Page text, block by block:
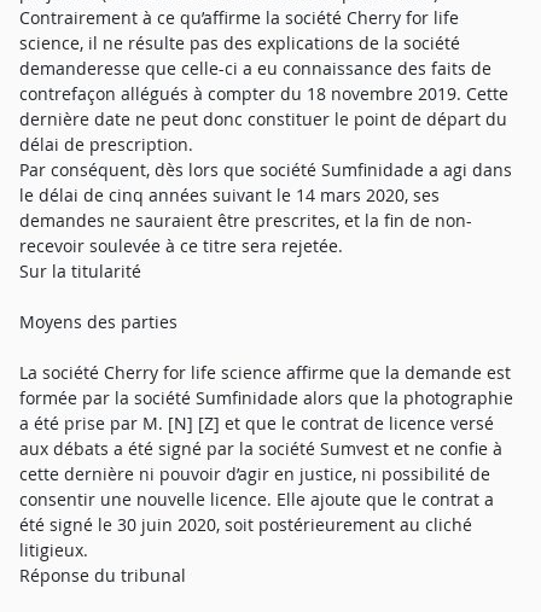
Contrairement à ce qu’affirme la société Cherry for life
science, il ne résulte pas des explications de la société
demanderesse que celle-ci a eu connaissance des faits de
contrefaçon allégués à compter du 18 novembre 2019. Cette
dernière date ne peut donc constituer le point de départ du
délai de prescription.
Par conséquent, dès lors que société Sumfinidade a agi dans
le délai de cinq années suivant le 14 mars 2020, ses
demandes ne sauraient être prescrites, et la fin de non-
recevoir soulevée à ce titre sera rejetée.
Sur la titularité
Moyens des parties
La société Cherry for life science affirme que la demande est
formée par la société Sumfinidade alors que la photographie
a été prise par M. [N] [Z] et que le contrat de licence versé
aux débats a été signé par la société Sumvest et ne confie à
cette dernière ni pouvoir d’agir en justice, ni possibilité de
consentir une nouvelle licence. Elle ajoute que le contrat a
été signé le 30 juin 2020, soit postérieurement au cliché
litigieux.
Réponse du tribunal